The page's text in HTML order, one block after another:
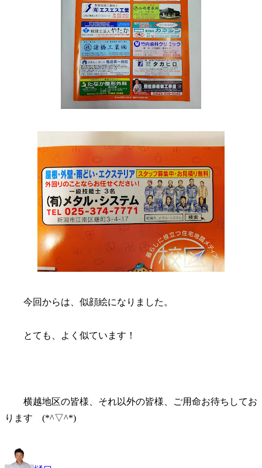
今回からは、似顔絵になりました。
とても、よく似ています！
横越地区の皆様、それ以外の皆様、ご用命お待ちしてお
ります (*^▽^*)